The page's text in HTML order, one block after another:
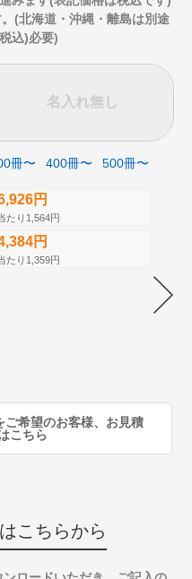
(北海道・沖縄・離島は別途
込)必要)
名入れ無し
冊〜 400冊〜 500冊〜
円
たり1,564円
円
たり1,359円
希望のお客様、お見積
こちら
こちらから